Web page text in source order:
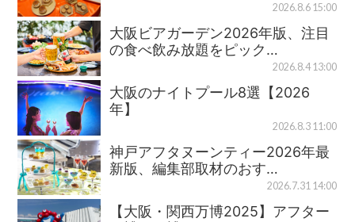
2026.8.6 15:00
大阪ビアガーデン2026年版、注目
の食べ飲み放題をピック…
2026.8.4 13:00
大阪のナイトプール8選【2026
年】
2026.8.3 11:00
神戸アフタヌーンティー2026年最
新版、編集部取材のおす…
2026.7.31 14:00
【大阪・関西万博2025】アフター